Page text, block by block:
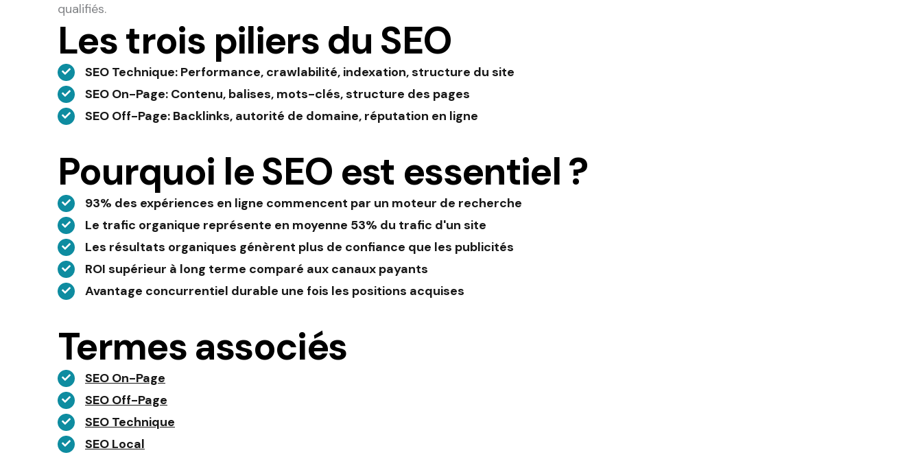
qualifiés.
Les trois piliers du SEO
SEO Technique: Performance, crawlabilité, indexation, structure du site
SEO On-Page: Contenu, balises, mots-clés, structure des pages
SEO Off-Page: Backlinks, autorité de domaine, réputation en ligne
Pourquoi le SEO est essentiel ?
93% des expériences en ligne commencent par un moteur de recherche
Le trafic organique représente en moyenne 53% du trafic d'un site
Les résultats organiques génèrent plus de confiance que les publicités
ROI supérieur à long terme comparé aux canaux payants
Avantage concurrentiel durable une fois les positions acquises
Termes associés
SEO On-Page
SEO Off-Page
SEO Technique
SEO Local